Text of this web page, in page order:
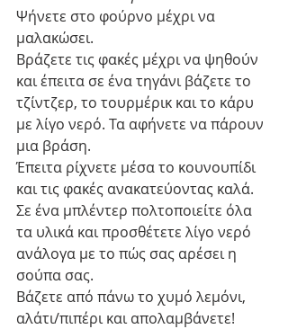
Ψήνετε στο φούρνο μέχρι να
μαλακώσει.
Βράζετε τις φακές μέχρι να ψηθούν
και έπειτα σε ένα τηγάνι βάζετε το
τζίντζερ, το τουρμέρικ και το κάρυ
με λίγο νερό. Τα αφήνετε να πάρουν
μια βράση.
Έπειτα ρίχνετε μέσα το κουνουπίδι
και τις φακές ανακατεύοντας καλά.
Σε ένα μπλέντερ πολτοποιείτε όλα
τα υλικά και προσθέτετε λίγο νερό
ανάλογα με το πώς σας αρέσει η
σούπα σας.
Βάζετε από πάνω το χυμό λεμόνι,
αλάτι/πιπέρι και απολαμβάνετε!